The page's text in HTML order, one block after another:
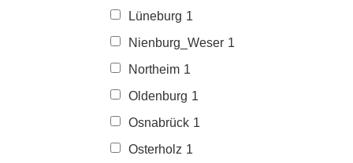
Lüneburg 1
Nienburg_Weser 1
Northeim 1
Oldenburg 1
Osnabrück 1
Osterholz 1